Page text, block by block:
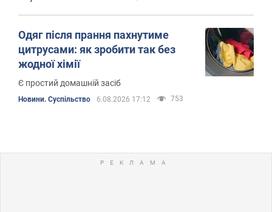
Одяг після прання пахнутиме
цитрусами: як зробити так без
жодної хімії
Є простий домашній засіб
Новини. Суспільство 6.08.2026 17:12 753